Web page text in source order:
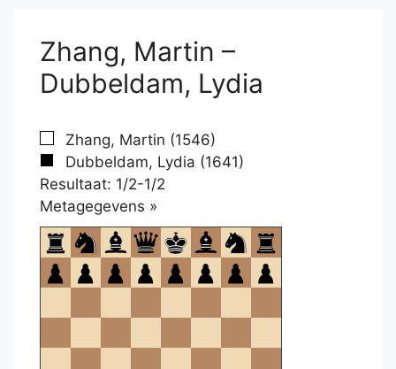
Zhang, Martin –
Dubbeldam, Lydia
Zhang, Martin (1546)
Dubbeldam, Lydia (1641)
Resultaat: 1/2-1/2
Metagegevens »
om
te
openen.